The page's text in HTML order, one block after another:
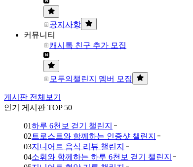
공지사항
커뮤니티
캐시톡 친구 추가 모집
모두의챌린지 멤버 모집
게시판 전체보기
인기 게시판 TOP 50
01하루 6천보 걷기 챌린지
02 트로스트와 함께하는 인증샷 챌린지
03지니어트 음식 리뷰 챌린지
04소휘와 함께하는 하루 6천보 걷기 챌린지